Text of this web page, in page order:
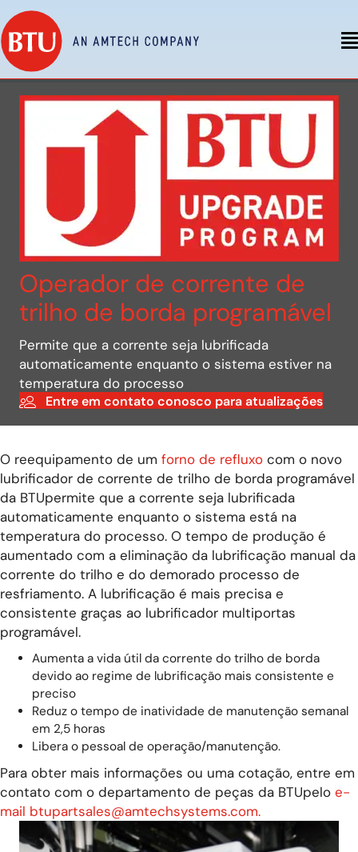
Operador de corrente de
trilho de borda programável
Permite que a corrente seja lubrificada
automaticamente enquanto o sistema estiver na
temperatura do processo
Entre em contato conosco para atualizações
O reequipamento de um forno de refluxo com o novo
lubrificador de corrente de trilho de borda programável
da BTUpermite que a corrente seja lubrificada
automaticamente enquanto o sistema está na
temperatura do processo. O tempo de produção é
aumentado com a eliminação da lubrificação manual da
corrente do trilho e do demorado processo de
resfriamento. A lubrificação é mais precisa e
consistente graças ao lubrificador multiportas
programável.
Aumenta a vida útil da corrente do trilho de borda
devido ao regime de lubrificação mais consistente e
preciso
Reduz o tempo de inatividade de manutenção semanal
em 2,5 horas
Libera o pessoal de operação/manutenção.
Para obter mais informações ou uma cotação, entre em
contato com o departamento de peças da BTUpelo e-
mail btupartsales@amtechsystems.com.